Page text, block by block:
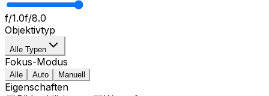
f/1.0f/8.0
Objektivtyp
Alle Typen
Fokus-Modus
Alle Auto Manuell
Eigenschaften